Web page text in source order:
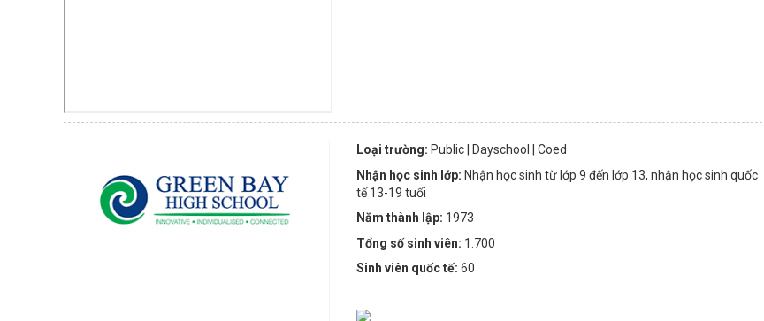
Loại trường: Public | Dayschool
| Coed
Nhận học sinh lớp:Nhận học sinh từ lớp 9 đến lớp 13, nhận học sinh quốc
tế 13-19 tuổi
Năm thành lập: 1973
Tổng số sinh viên: 1.700
Sinh viên quốc tế:60